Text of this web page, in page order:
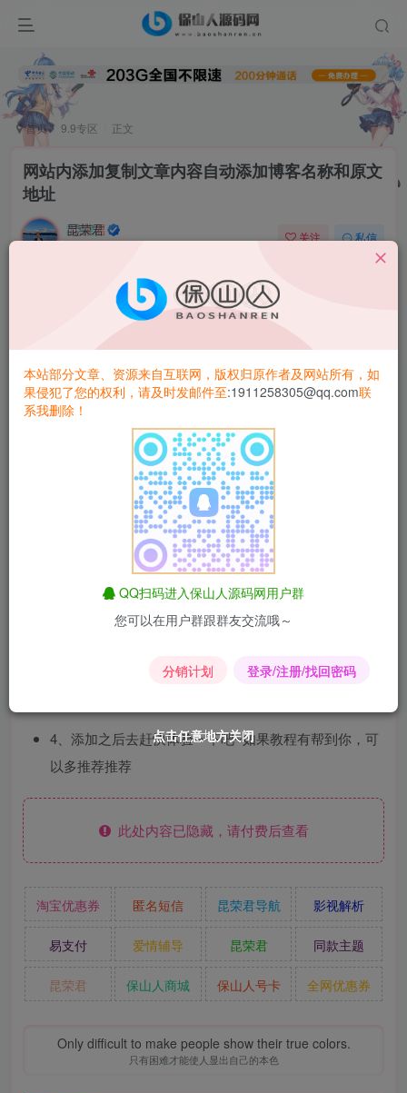
首页 9.9专区 正文
网站内添加复制文章内容自动添加博客名称和原文
地址
昆荣君
2年前更新
关注 私信
1、关于这个网站复制自动添加版权和原文地址的这个功
添加，但是代码质量的就不会自动添加，对于如果不
懂javascript
研究了优化一版，分享给大家使用。
使用方法：
1、将下面的 PHP 代码加入到主题目录下：
themes/zibll/header.php文件中,需要注意的是，需要放
代码放置在这里</head>代码中间否则没用
2、其他主题同理，放置在 header.php 文件中，因为这
3、自行修改一下，文章来源出自 XXX 博客的文字内容
4、添加之后去赶快体验一下吧~如果教程有帮到你，可
以多推荐推荐
此处内容已隐藏，请付费后查看
淘宝优惠券 匿名短信 昆荣君导航 影视解析
易支付 爱情辅导 昆荣君 同款主题
昆荣君 保山人商城 保山人号卡 全网优惠券
Only difficult to make people show their true colors.
只有困难才能使人显出自己的本色
点击任意地方关闭
点击任意地方关闭
点击任意地方关闭
点击任意地方关闭
点击任意地方关闭
点击任意地方关闭
本站部分文章、资源来自互联网，版权归原作者及网站所有，如
果侵犯了您的权利，请及时发邮件至:1911258305@qq.com联
系我删除！
QQ扫码进入保山人源码网用户群
您可以在用户群跟群友交流哦～
分销计划 登录/注册/找回密码